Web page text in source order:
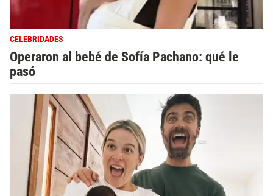
CELEBRIDADES
Operaron al bebé de Sofía Pachano: qué le
pasó